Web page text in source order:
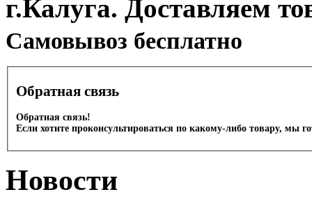
г.Калуга. Доставляем
Cамовывоз бесплатно
Обратная связь
Обратная связь!
Если хотите проконсультироваться по какому-либо товару, мы
Новости